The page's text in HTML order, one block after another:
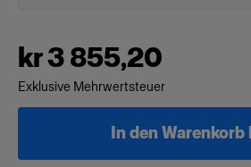
kr 3 855,20
Exklusive Mehrwertsteuer
In den Warenkorb